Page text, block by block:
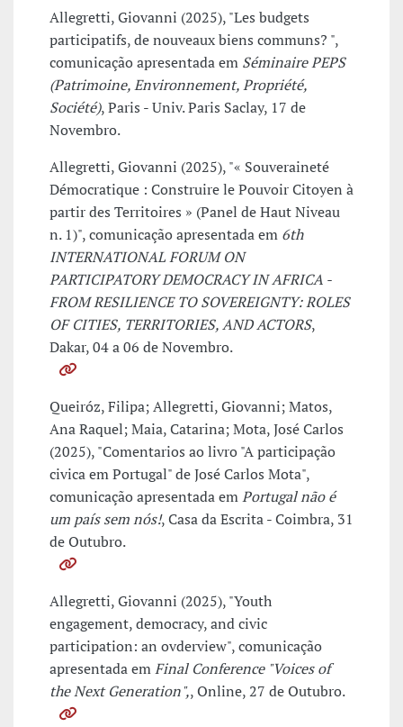
Allegretti, Giovanni (2025), "Les budgets
participatifs, de nouveaux biens communs? ",
comunicação apresentada em Séminaire PEPS
(Patrimoine, Environnement, Propriété,
Société), Paris - Univ. Paris Saclay, 17 de
Novembro.
Allegretti, Giovanni (2025), "« Souveraineté
Démocratique : Construire le Pouvoir Citoyen à
partir des Territoires » (Panel de Haut Niveau
n. 1)", comunicação apresentada em 6th
INTERNATIONAL FORUM ON
PARTICIPATORY DEMOCRACY IN AFRICA -
FROM RESILIENCE TO SOVEREIGNTY: ROLES
OF CITIES, TERRITORIES, AND ACTORS,
Dakar, 04 a 06 de Novembro.
Queiróz, Filipa; Allegretti, Giovanni; Matos,
Ana Raquel; Maia, Catarina; Mota, José Carlos
(2025), "Comentarios ao livro "A participação
civica em Portugal" de José Carlos Mota",
comunicação apresentada emPortugal não é
um país sem nós!, Casa da Escrita - Coimbra, 31
de Outubro.
Allegretti, Giovanni (2025), "Youth
engagement, democracy, and civic
participation: an ovderview", comunicação
apresentada emFinal Conference "Voices of
the Next Generation",, Online, 27 de Outubro.